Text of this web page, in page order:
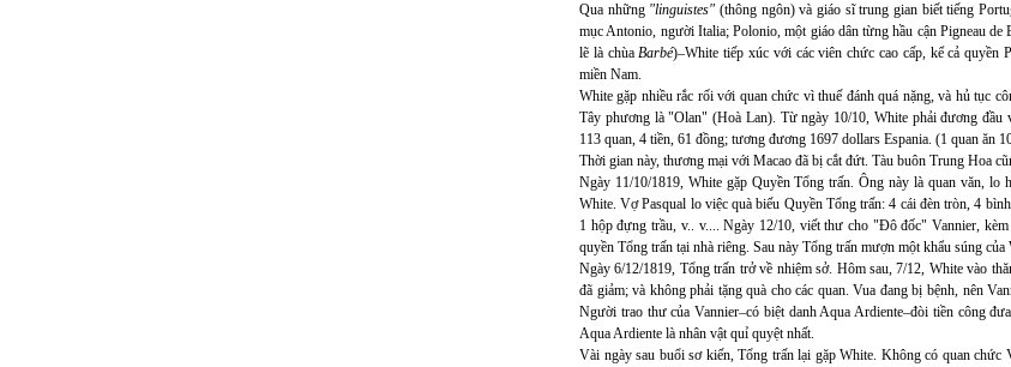
Qua những "linguistes" (thông ngôn) và giáo sĩ trung gian biết tiếng
mục Antonio, người Italia; Polonio, một giáo dân từng hầu cận Pigneau
lẽ là chùaBarbé)–White tiếp xúc với các viên chức cao cấp, kể cả
miền Nam.
White gặp nhiều rắc rối với quan chức vì thuế đánh quá nặng, và hủ tục
Tây phương là "Olan" (Hoà Lan). Từ ngày 10/10, White phải đương
113 quan, 4 tiền, 61 đồng; tương đương 1697 dollars Espania. (1 quan ăn
Thời gian này, thương mại với Macao đã bị cắt đứt. Tàu buôn Trung Hoa
Ngày 11/10/1819, White gặp Quyền Tổng trấn. Ông này là quan văn,
White. Vợ Pasqual lo việc quà biếu Quyền Tổng trấn: 4 cái đèn tròn, 4
1 hộp đựng trầu, v.. v.... Ngày 12/10, viết thư cho "Đô đốc" Vannier,
quyền Tổng trấn tại nhà riêng. Sau này Tổng trấn mượn một khẩu súng
Ngày 6/12/1819, Tổng trấn trở về nhiệm sở. Hôm sau, 7/12, White vào
đã giảm; và không phải tặng quà cho các quan. Vua đang bị bệnh, nên
Người trao thư của Vannier–có biệt danh Aqua Ardiente–đòi tiền công
Aqua Ardiente là nhân vật quỉ quyệt nhất.
Vài ngày sau buổi sơ kiến, Tổng trấn lại gặp White. Không có quan